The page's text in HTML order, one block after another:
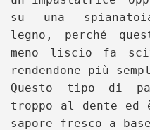
su una
legno, perché
meno liscio fa
rendendone più
Questo tipo di
troppo al dente ed
sapore fresco a